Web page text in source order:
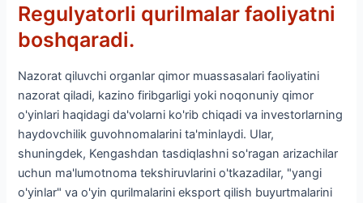
Regulyatorli qurilmalar faoliyatni
boshqaradi.
Nazorat qiluvchi organlar qimor muassasalari faoliyatini
nazorat qiladi, kazino firibgarligi yoki noqonuniy qimor
o'yinlari haqidagi da'volarni ko'rib chiqadi va investorlarning
haydovchilik guvohnomalarini ta'minlaydi. Ular,
shuningdek, Kengashdan tasdiqlashni so'ragan arizachilar
uchun ma'lumotnoma tekshiruvlarini o'tkazadilar, "yangi
o'yinlar" va o'yin qurilmalarini eksport qilish buyurtmalarini